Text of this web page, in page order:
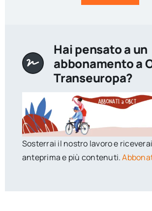
Hai pensato a un
abbonamento a
Transeuropa?
Sosterrai il nostro lavoro e
anteprima e più contenuti.